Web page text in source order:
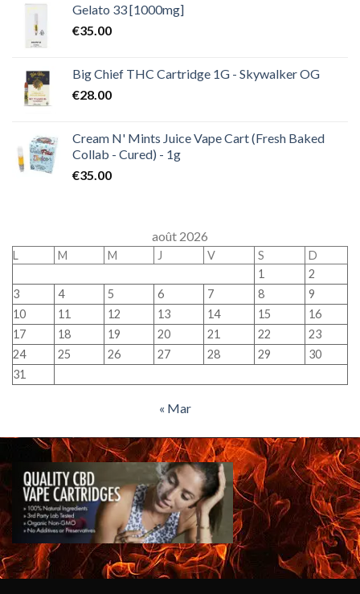
Gelato 33 [1000mg]
€35.00
Big Chief THC Cartridge 1G - Skywalker OG
€28.00
Cream N' Mints Juice Vape Cart (Fresh Baked
Collab - Cured) - 1g
€35.00
août 2026
L M M J V S
D
1
2
3
4 5 6 7 8
9
10
11 12 13 14 15
16
17
18 19 20 21 22
23
24
25 26 27 28 29
30
31
« Mar